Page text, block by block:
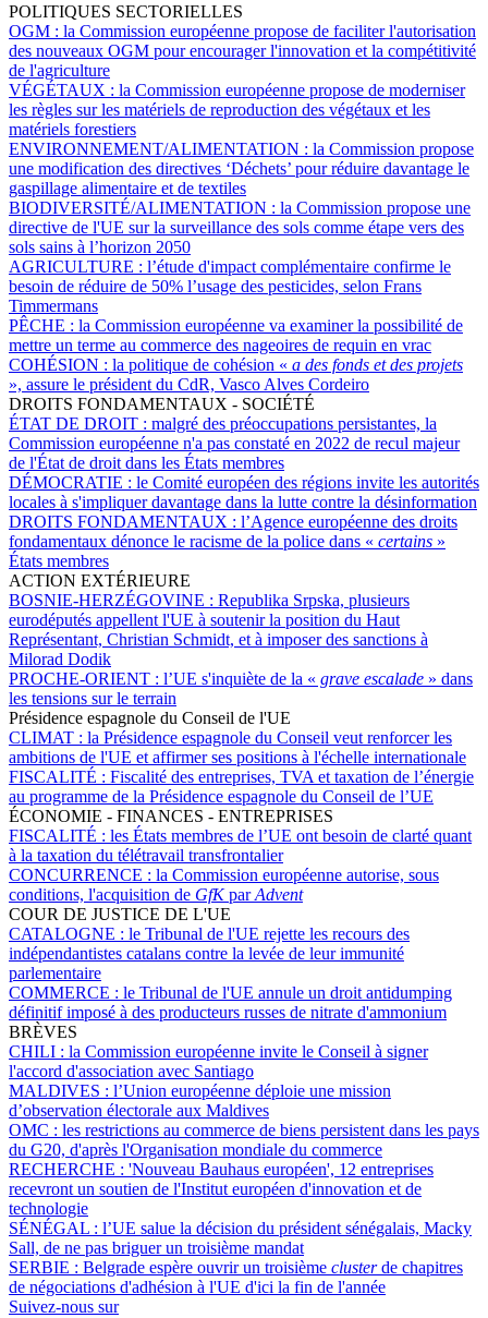
POLITIQUES SECTORIELLES
OGM : la Commission européenne propose de faciliter l'autorisation
des nouveaux OGM pour encourager l'innovation et la compétitivité
de l'agriculture
VÉGÉTAUX : la Commission européenne propose de moderniser
les règles sur les matériels de reproduction des végétaux et les
matériels forestiers
ENVIRONNEMENT/ALIMENTATION : la Commission propose
une modification des directives ‘Déchets’ pour réduire davantage le
gaspillage alimentaire et de textiles
BIODIVERSITÉ/ALIMENTATION : la Commission propose une
directive de l'UE sur la surveillance des sols comme étape vers des
sols sains à l’horizon 2050
AGRICULTURE : l’étude d'impact complémentaire confirme le
besoin de réduire de 50% l’usage des pesticides, selon Frans
Timmermans
PÊCHE : la Commission européenne va examiner la possibilité de
mettre un terme au commerce des nageoires de requin en vrac
COHÉSION : la politique de cohésion « a des fonds et des projets
», assure le président du CdR, Vasco Alves Cordeiro
DROITS FONDAMENTAUX - SOCIÉTÉ
ÉTAT DE DROIT : malgré des préoccupations persistantes, la
Commission européenne n'a pas constaté en 2022 de recul majeur
de l'État de droit dans les États membres
DÉMOCRATIE : le Comité européen des régions invite les autorités
locales à s'impliquer davantage dans la lutte contre la désinformation
DROITS FONDAMENTAUX : l’Agence européenne des droits
fondamentaux dénonce le racisme de la police dans « certains »
États membres
ACTION EXTÉRIEURE
BOSNIE-HERZÉGOVINE : Republika Srpska, plusieurs
eurodéputés appellent l'UE à soutenir la position du Haut
Représentant, Christian Schmidt, et à imposer des sanctions à
Milorad Dodik
PROCHE-ORIENT : l’UE s'inquiète de la « grave escalade » dans
les tensions sur le terrain
Présidence espagnole du Conseil de l'UE
CLIMAT : la Présidence espagnole du Conseil veut renforcer les
ambitions de l'UE et affirmer ses positions à l'échelle internationale
FISCALITÉ : Fiscalité des entreprises, TVA et taxation de l’énergie
au programme de la Présidence espagnole du Conseil de l’UE
ÉCONOMIE - FINANCES - ENTREPRISES
FISCALITÉ : les États membres de l’UE ont besoin de clarté quant
à la taxation du télétravail transfrontalier
CONCURRENCE : la Commission européenne autorise, sous
conditions, l'acquisition de GfKparAdvent
COUR DE JUSTICE DE L'UE
CATALOGNE : le Tribunal de l'UE rejette les recours des
indépendantistes catalans contre la levée de leur immunité
parlementaire
COMMERCE : le Tribunal de l'UE annule un droit antidumping
définitif imposé à des producteurs russes de nitrate d'ammonium
BRÈVES
CHILI : la Commission européenne invite le Conseil à signer
l'accord d'association avec Santiago
MALDIVES : l’Union européenne déploie une mission
d’observation électorale aux Maldives
OMC : les restrictions au commerce de biens persistent dans les pays
du G20, d'après l'Organisation mondiale du commerce
RECHERCHE : 'Nouveau Bauhaus européen', 12 entreprises
recevront un soutien de l'Institut européen d'innovation et de
technologie
SÉNÉGAL : l’UE salue la décision du président sénégalais, Macky
Sall, de ne pas briguer un troisième mandat
SERBIE : Belgrade espère ouvrir un troisième clusterde chapitres
de négociations d'adhésion à l'UE d'ici la fin de l'année
Suivez-nous sur